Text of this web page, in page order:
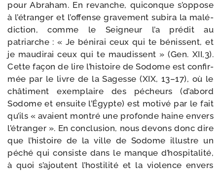
pour Abraham. En revanche, qui­conque s’op­pose
à l’é­tran­ger et l’of­fense gra­ve­ment subi­ra la malé­
dic­tion, comme le Seigneur l’a pré­dit au
patriarche : « Je béni­rai ceux qui te bénissent, et
je mau­di­rai ceux qui te mau­dissent » (Gen. XII,3).
Cette façon de lire l’his­toire de Sodome est confir­
mée par le livre de la Sagesse (XIX, 13–17), où le
châ­ti­ment exem­plaire des pécheurs (d’a­bord
Sodome et ensuite l’Égypte) est moti­vé par le fait
qu’ils « avaient mon­tré une pro­fonde haine envers
l’é­tran­ger ». En conclu­sion, nous devons donc dire
que l’his­toire de la ville de Sodome illustre un
péché qui consiste dans le manque d’hos­pi­ta­li­té,
à quoi s’ajoutent l’hos­ti­li­té et la vio­lence envers